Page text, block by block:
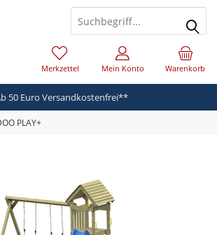
50 Euro Versandkostenfrei**
Warenkorb
Merkzettel Mein Konto
PLAY+